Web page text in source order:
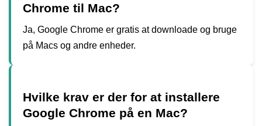
Chrome til Mac?
Ja, Google Chrome er gratis at downloade og bruge
på Macs og andre enheder.
Hvilke krav er der for at installere
Google Chrome på en Mac?